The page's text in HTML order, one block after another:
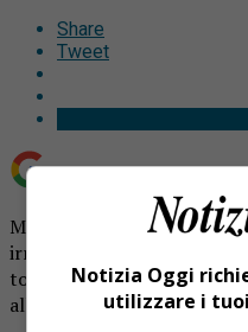
Share
Tweet
Muore folgorato 46enne:
irrigazione. La macchina si
torrente e ha toccato il
all’istante.
Notizia Oggi
utilizzare i